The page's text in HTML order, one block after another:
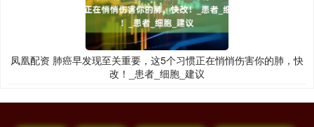
凤凰配资 肺癌早发现至关重要，这5个习惯正在悄悄伤害你的肺，快
改！_患者_细胞_建议